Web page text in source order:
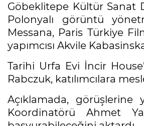
Göbeklitepe Kültür Sanat
Polonyalı görüntü
Messana, Paris Türkiye
yapımcısı Akvile
Tarihi Urfa Evi İncir
Rabczuk, katılımcılara
Açıklamada, görüşlerine
Koordinatörü Ahmet